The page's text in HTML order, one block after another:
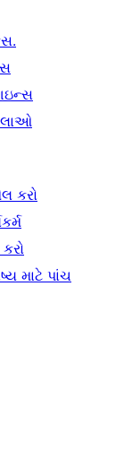
કરો
માટે પાંચ